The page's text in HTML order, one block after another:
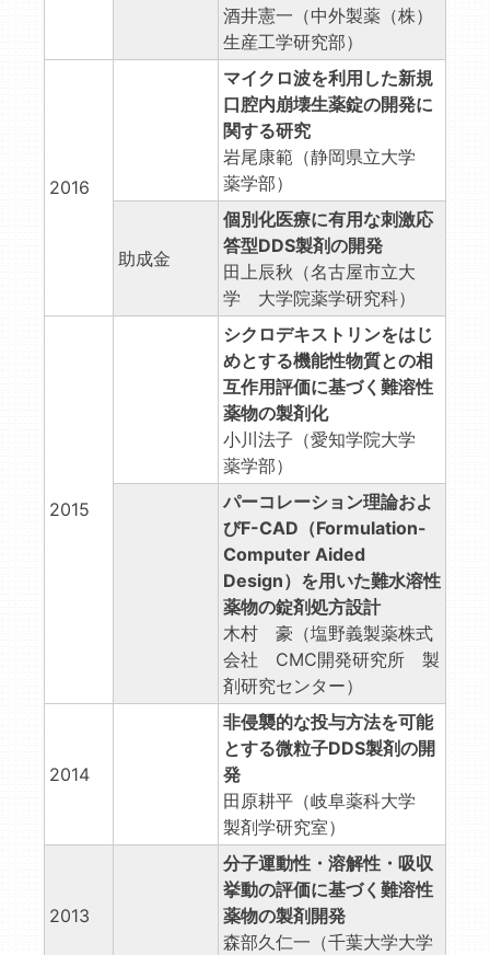
酒井憲一（中外製薬（株）
生産工学研究部）
2016
マイクロ波を利用した新規
口腔内崩壊生薬錠の開発に
関する研究
岩尾康範（静岡県立大学
薬学部）
助成金
個別化医療に有用な刺激応
答型DDS製剤の開発
田上辰秋（名古屋市立大
学 大学院薬学研究科）
2015
シクロデキストリンをはじ
めとする機能性物質との相
互作用評価に基づく難溶性
薬物の製剤化
小川法子（愛知学院大学
薬学部）
パーコレーション理論およ
びF-CAD（Formulation-
Computer Aided
Design）を用いた難水溶性
薬物の錠剤処方設計
木村 豪（塩野義製薬株式
会社 CMC開発研究所 製
剤研究センター）
2014
非侵襲的な投与方法を可能
とする微粒子DDS製剤の開
発
田原耕平（岐阜薬科大学
製剤学研究室）
2013
分子運動性・溶解性・吸収
挙動の評価に基づく難溶性
薬物の製剤開発
森部久仁一（千葉大学大学